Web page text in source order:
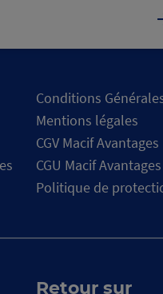
Conditions
Mentions légales
CGV Macif
CGU Macif
Politique de
Retour sur